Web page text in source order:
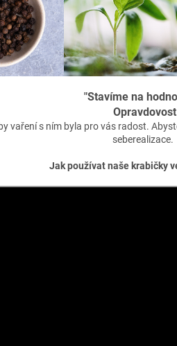
"Stavíme na
Opravdovost
vaření s ním byla pro vás radost.
seberealizace.
Jak používat naše krabičky